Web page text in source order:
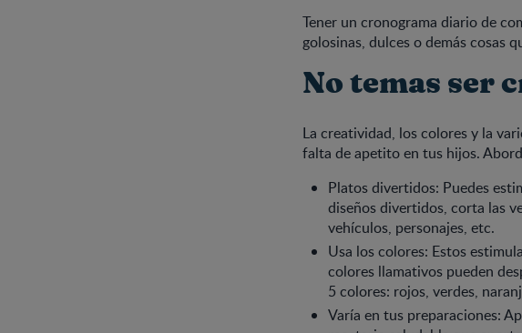
Tener un cronograma diario de
golosinas, dulces o demás cosas
No temas ser
La creatividad, los colores y la
falta de apetito en tus hijos.
Platos divertidos: Puedes
diseños divertidos, corta las
vehículos, personajes, etc.
Usa los colores: Estos
colores llamativos pueden
5 colores: rojos, verdes,
Varía en tus preparaciones: